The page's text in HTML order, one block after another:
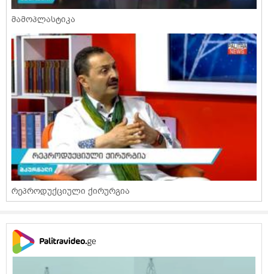
მამოპლასტიკა
რეპროდუქციული ქირურგია